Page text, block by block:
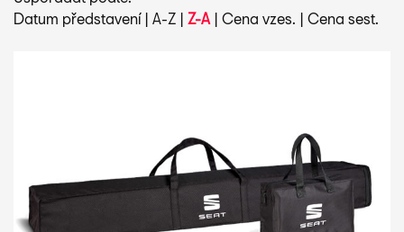
Datum představení| A-Z | Z-A | Cena vzes. | Cena sest.